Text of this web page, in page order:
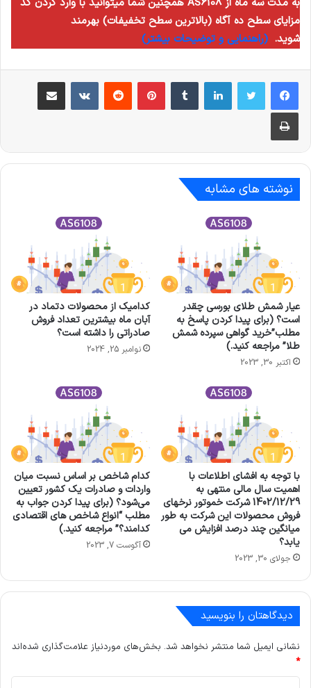
مزایای سطح ده آگاه (بالاترین سطح تخفیفات) بهرمند
شوید. (راهنمایی و توضیحات بیشتر)
لینکدین ‫تامبلر ‫پین‌ترست‫رددیت ‫VKontakteاشتراک گذاری از طریق ایمیل
چاپ
نوشته های مشابه
عیار شمش طلای بورسی چقدر
است؟ (برای پیدا کردن پاسخ به
مطلب”خرید گواهی سپرده شمش
طلا” مراجعه کنید.)
اکتبر 30, 2023
کدامیک از محصولات دتماد در
آبان ماه بیشترین تعداد فروش
صادراتی را داشته است؟
نوامبر 25, 2024
با توجه به افشای اطلاعات با
اهمیت سال مالی منتهی به
1402/12/29 شرکت خموتور نرخهای
فروش محصولات اين شركت به طور
ميانگين چند درصد افزایش مي
يابد؟
جولای 30, 2023
کدام شاخص بر اساس نسبت میان
واردات و صادرات یک کشور تعیین
می‌شود؟ (برای پیدا کردن جواب به
مطلب “انواع شاخص های اقتصادی
کدامند؟” مراجعه کنید.)
آگوست 7, 2023
دیدگاهتان را بنویسید
نشانی ایمیل شما منتشر نخواهد شد. بخش‌های موردنیاز علامت‌گذاری شده‌اند
*